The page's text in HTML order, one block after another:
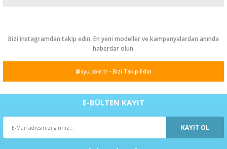
tarafımıza iletebilirsiniz.
Görüş ve önerileriniz için teşekkür ederiz.
Ürün resmi kalitesiz, bozuk veya görüntülenemiyor.
Ürün bilgilerinde hatalar bulunuyor.
Ürün fiyatı diğer sitelerden daha pahalı.
Bu ürüne benzer farklı alternatifler olmalı.
Bizi instagramdan takip edin. En yeni modeller ve kampanyalardan anında
haberdar olun.
@syu.com.tr - Bizi Takip Edin
E-BÜLTEN KAYIT
KAYIT OL